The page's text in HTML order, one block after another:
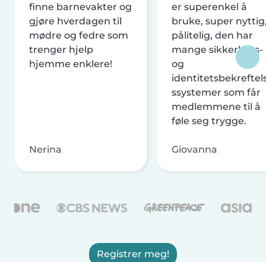
finne barnevakter og
gjøre hverdagen til
mødre og fedre som
trenger hjelp
hjemme enklere!
Nerina
er superenkel å
bruke, super
pålitelig, den har
mange sikkerhets-
og
ssystemer som får
medlemmene til å
føle seg trygge.
Giovanna
Registrer meg!